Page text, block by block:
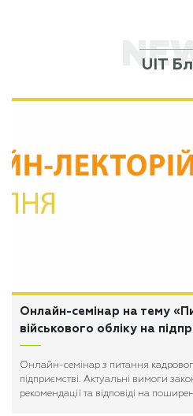
UIT
Онлайн-семінар на тему
військового обліку на
Онлайн-семінар з питання
підприємстві. Актуальні вимоги
рекомендації та відповіді на